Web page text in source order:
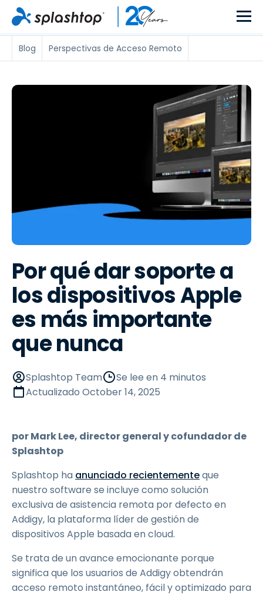
Blog Perspectivas de Acceso Remoto
Por qué dar soporte a
los dispositivos Apple
es más importante
que nunca
Splashtop Team
Se lee en 4 minutos
Actualizado October 14, 2025
por Mark Lee, director general y cofundador de
Splashtop
Splashtop ha anunciado recientementeque
nuestro software se incluye como solución
exclusiva de asistencia remota por defecto en
Addigy, la plataforma líder de gestión de
dispositivos Apple basada en cloud.
Se trata de un avance emocionante porque
significa que los usuarios de Addigy obtendrán
acceso remoto instantáneo, fácil y optimizado para